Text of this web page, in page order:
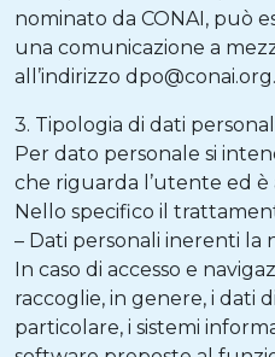
nominato da CONAI, può
una comunicazione a
all’indirizzo dpo@conai.org.
3. Tipologia di dati
Per dato personale si
che riguarda l’utente ed è
Nello specifico il
– Dati personali inerenti la
In caso di accesso e
raccoglie, in genere, i dati
particolare, i sistemi